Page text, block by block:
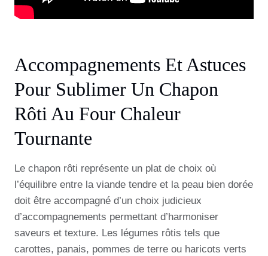
Accompagnements Et Astuces
Pour Sublimer Un Chapon
Rôti Au Four Chaleur
Tournante
Le chapon rôti représente un plat de choix où
l’équilibre entre la viande tendre et la peau bien dorée
doit être accompagné d’un choix judicieux
d’accompagnements permettant d’harmoniser
saveurs et texture. Les légumes rôtis tels que
carottes, panais, pommes de terre ou haricots verts